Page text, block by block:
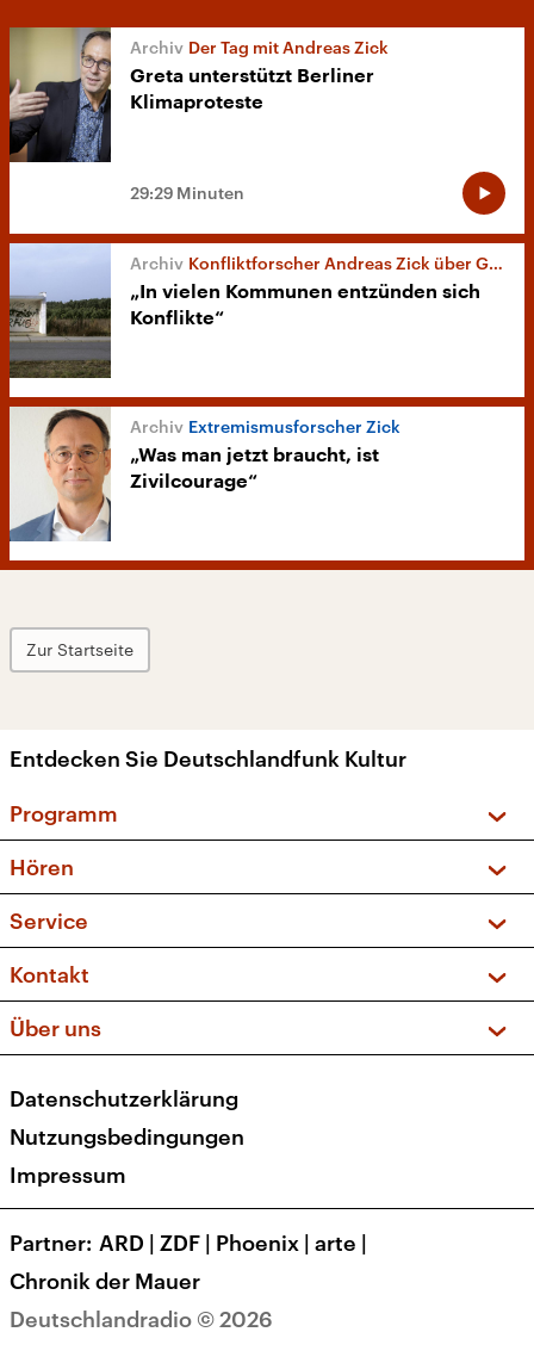
Der Tag mit Andreas Zick
Greta unterstützt Berliner
Klimaproteste
29:29 Minuten
Konfliktforscher Andreas Zick über Gewaltbereitschaft
„In vielen Kommunen entzünden sich
Konflikte“
Extremismusforscher Zick
„Was man jetzt braucht, ist
Zivilcourage“
Zur Startseite
Entdecken Sie Deutschlandfunk Kultur
Programm
Sendungen und Podcasts
Musikliste
Kakadu – Das Kinderprogramm
Hören
Frequenzen (UKW + DAB+)
Service
FAQ
Apps
Newsletter
Veranstaltungen
Kontakt
Social Media
Über uns
Presse
Karriere
Transparenz
Deutschlandradio © 2026
Datenschutzerklärung
Nutzungsbedingungen
Impressum
Partner ARD | ZDF | Phoenix | arte |
Chronik der Mauer